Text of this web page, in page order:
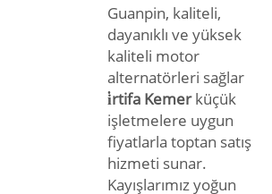
Guanpin, kaliteli,
dayanıklı ve yüksek
kaliteli motor
alternatörleri sağlar
i̇rtifa Kemerküçük
işletmelere uygun
fiyatlarla toptan satış
hizmeti sunar.
Kayışlarımız yoğun